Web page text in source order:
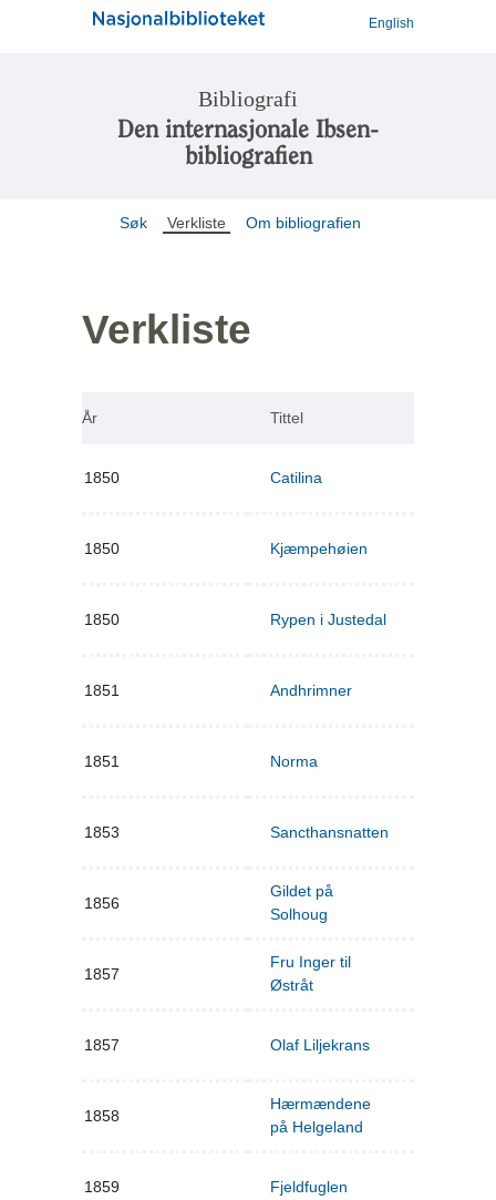
English
Bibliografi
Den internasjonale Ibsen-
bibliografien
Søk Verkliste Om bibliografien
Verkliste
År Tittel
1850 Catilina
1850 Kjæmpehøien
1850 Rypen i Justedal
1851 Andhrimner
1851 Norma
1853 Sancthansnatten
1856
Gildet på
Solhoug
1857
Fru Inger til
Østråt
1857 Olaf Liljekrans
1858
Hærmændene
på Helgeland
1859 Fjeldfuglen